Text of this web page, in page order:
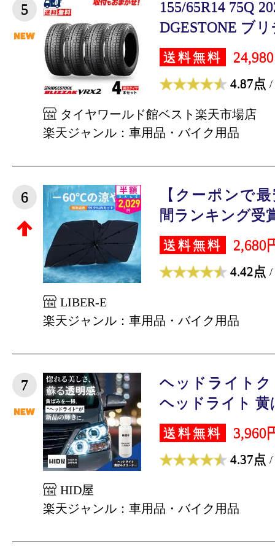
5
155/65R14 75Q
DGESTONE ブ
送料無料
4.87点 /
タイヤワールド館ベスト楽天市場店
楽天ジャンル：車用品・バイク用品
6
【クーポンで
間ランキング受
送料無料 2,680
4.42点 /
LIBER-E
楽天ジャンル：車用品・バイク用品
7
ヘッドライト
ヘッドライト 黄
送料無料 3,960
4.37点 /
HID屋
楽天ジャンル：車用品・バイク用品